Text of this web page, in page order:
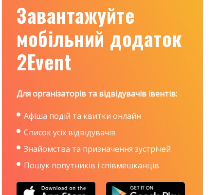
Завантажуйте
мобільний додаток
2Event
Для організаторів та відвідувачів івентів:
Афіша подій та квитки онлайн
Список усіх відвідувачів
Знайомства та призначення зустрічей
Пошук попутників і співмешканців